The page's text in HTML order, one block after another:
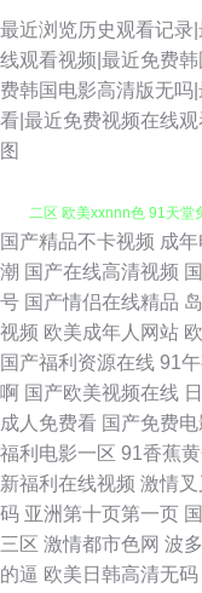
最近浏览历史观看记录
线观看视频|最近免费
费韩国电影高清版无吗
看|最近免费视频在线
图
日韩黄片 91华人精品在
二区 欧美xxnnn色 91天堂
二区 欧韩精品成人6 91
美欧视频 欧美性交在线
水箱藏尸未删版 色鬼综合
站 午夜影院欧洲 日韩高
国产精品不卡视频 成
潮 国产在线高清视频
号 国产情侣在线精品
视频 欧美成年人网站
国产福利资源在线 91
啊 国产欧美视频在线
成人免费看 国产免费电
福利电影一区 91香蕉
新福利在线视频 激情叉
码 亚洲第十页第一页
三区 激情都市色网 波
的逼 欧美日韩高清无码